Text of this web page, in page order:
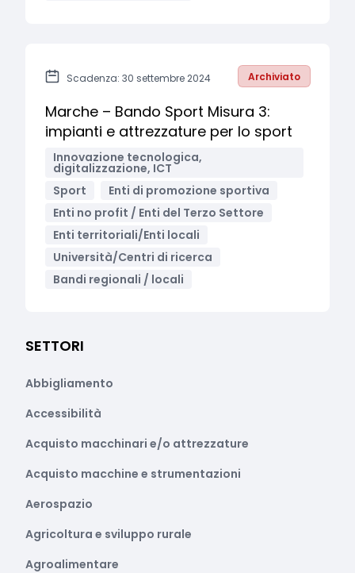
Scadenza: 30 settembre 2024 Archiviato
Marche – Bando Sport Misura 3:
impianti e attrezzature per lo sport
Innovazione tecnologica,
digitalizzazione, ICT
Sport
Enti di promozione sportiva
Enti no profit / Enti del Terzo Settore
Enti territoriali/Enti locali
Università/Centri di ricerca
Bandi regionali / locali
SETTORI
Abbigliamento
Accessibilità
Acquisto macchinari e/o attrezzature
Acquisto macchine e strumentazioni
Aerospazio
Agricoltura e sviluppo rurale
Agroalimentare